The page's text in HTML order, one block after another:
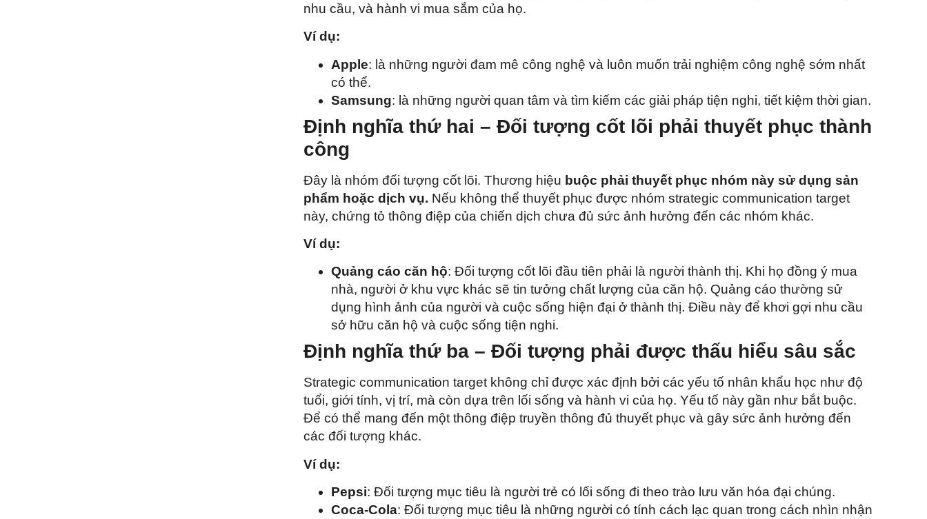
nhu cầu, và hành vi mua sắm của họ.
Ví dụ:
Apple: là những người đam mê công nghệ và luôn muốn trải nghiệm công nghệ sớm nhất
có thể.
Samsung: là những người quan tâm và tìm kiếm các giải pháp tiện nghi, tiết kiệm thời gian.
Định nghĩa thứ hai – Đối tượng cốt lõi phải thuyết phục thành
công
Đây là nhóm đối tượng cốt lõi. Thương hiệu buộc phải thuyết phục nhóm này sử dụng sản
phẩm hoặc dịch vụ. Nếu không thể thuyết phục được nhóm strategic communication target
này, chứng tỏ thông điệp của chiến dịch chưa đủ sức ảnh hưởng đến các nhóm khác.
Ví dụ:
Quảng cáo căn hộ: Đối tượng cốt lõi đầu tiên phải là người thành thị. Khi họ đồng ý mua
nhà, người ở khu vực khác sẽ tin tưởng chất lượng của căn hộ. Quảng cáo thường sử
dụng hình ảnh của người và cuộc sống hiện đại ở thành thị. Điều này để khơi gợi nhu cầu
sở hữu căn hộ và cuộc sống tiện nghi.
Định nghĩa thứ ba – Đối tượng phải được thấu hiểu sâu sắc
Strategic communication target không chỉ được xác định bởi các yếu tố nhân khẩu học như độ
tuổi, giới tính, vị trí, mà còn dựa trên lối sống và hành vi của họ. Yếu tố này gần như bắt buộc.
Để có thể mang đến một thông điệp truyền thông đủ thuyết phục và gây sức ảnh hưởng đến
các đối tượng khác.
Ví dụ:
Pepsi: Đối tượng mục tiêu là người trẻ có lối sống đi theo trào lưu văn hóa đại chúng.
Coca-Cola: Đối tượng mục tiêu là những người có tính cách lạc quan trong cách nhìn nhận